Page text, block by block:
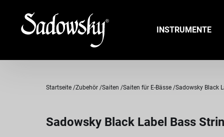
INSTRUMENTE
Startseite Zubehör Saiten Saiten für E-Bässe Sadowsky Black
Sadowsky Black Label Bass